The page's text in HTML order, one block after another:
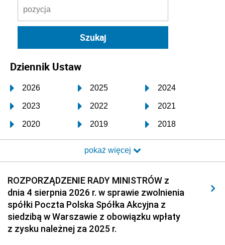
Dziennik Ustaw
2026 2025 2024
2023 2022 2021
2020 2019 2018
2017 2016 2015
2014 2013 2012
2011 2010 2009
2008 2007 2006
2005 2004 2003
2002 2001
pokaż więcej
ROZPORZĄDZENIE RADY MINISTRÓW z
dnia 4 sierpnia 2026 r. w sprawie zwolnienia
spółki Poczta Polska Spółka Akcyjna z
siedzibą w Warszawie z obowiązku wpłaty
z zysku należnej za 2025 r.